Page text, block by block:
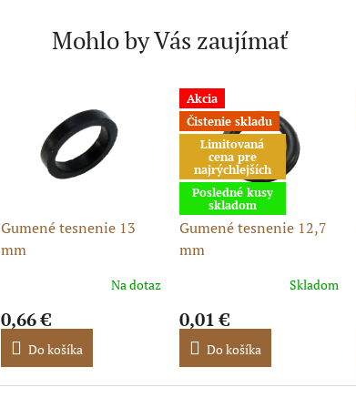
Mohlo by Vás zaujímať
Gumené tesnenie 13
mm
Na dotaz
0,66 €
Do košíka
Akcia
Čistenie skladu
Limitovaná
cena pre
najrýchlejších
Posledné kusy
skladom
Gumené tesnenie 12,7
mm
Skladom
0,01 €
Do košíka